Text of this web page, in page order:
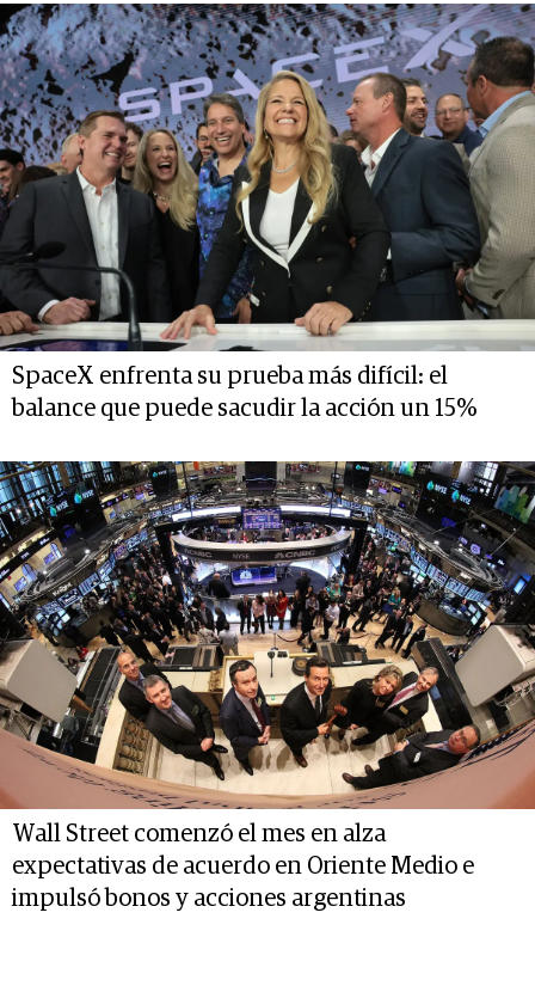
SpaceX enfrenta su prueba más difícil: el
balance que puede sacudir la acción un 15%
Wall Street comenzó el mes en alza
expectativas de acuerdo en Oriente Medio e
impulsó bonos y acciones argentinas